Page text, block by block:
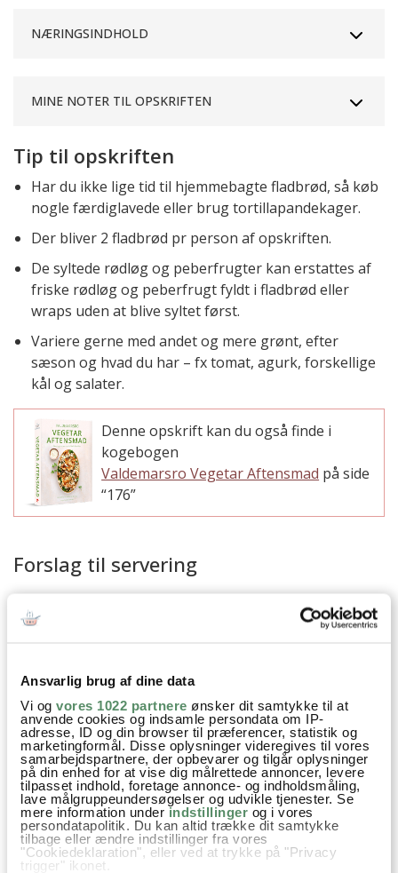
Ansvarlig brug af dine data
Vi og vores 1022 partnere ønsker dit samtykke til at
anvende cookies og indsamle persondata om IP-
adresse, ID og din browser til præferencer, statistik og
marketingformål. Disse oplysninger videregives til vores
samarbejdspartnere, der opbevarer og tilgår oplysninger
på din enhed for at vise dig målrettede annoncer, levere
tilpasset indhold, foretage annonce- og indholdsmåling,
lave målgruppeundersøgelser og udvikle tjenester. Se
mere information underindstillinger og i vores
persondatapolitik. Du kan altid trække dit samtykke
tilbage eller ændre indstillinger fra vores
"Cookiedeklaration", eller ved at trykke på "Privacy
trigger" ikonet.
NÆRINGSINDHOLD
MINE NOTER TIL OPSKRIFTEN
Tip til opskriften
Har du ikke lige tid til hjemmebagte fladbrød, så køb
nogle færdiglavede eller brug tortillapandekager.
Der bliver 2 fladbrød pr person af opskriften.
De syltede rødløg og peberfrugter kan erstattes af
friske rødløg og peberfrugt fyldt i fladbrød eller
wraps uden at blive syltet først.
Variere gerne med andet og mere grønt, efter
sæson og hvad du har – fx tomat, agurk, forskellige
kål og salater.
Denne opskrift kan du også finde i
kogebogen
Valdemarsro Vegetar Aftensmad på side
“176”
Forslag til servering
BAGTE GULERØDDER
MED RUCOLA OG FETA
HAYDARI DIP